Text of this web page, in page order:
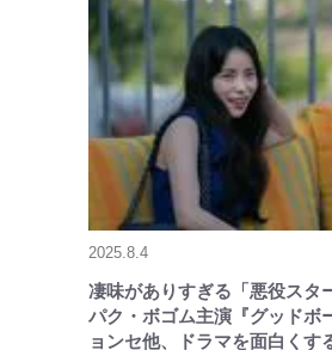
2025.8.4
凄味がありすぎる「悪役スタ
パク・ボゴム主演『グッドボ
ョンセ他、ドラマを面白くす